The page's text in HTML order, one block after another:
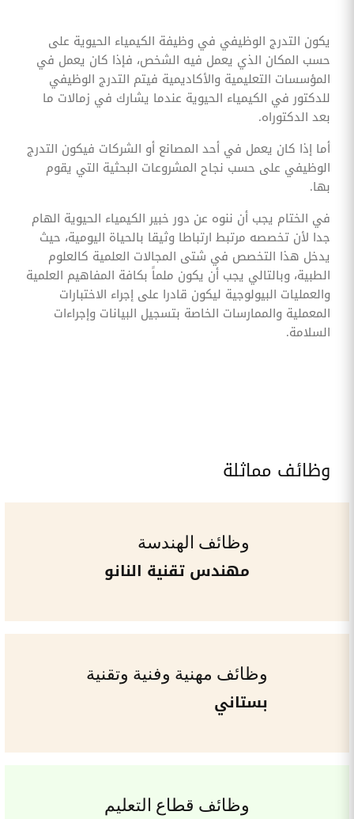
يكون التدرج الوظيفي في وظيفة الكيمياء الحيوية على
حسب المكان الذي يعمل فيه الشخص، فإذا كان يعمل في
المؤسسات التعليمية والأكاديمية فيتم التدرج الوظيفي
للدكتور في الكيمياء الحيوية عندما يشارك في زمالات ما
بعد الدكتوراه.
أما إذا كان يعمل في أحد المصانع أو الشركات فيكون التدرج
الوظيفي على حسب نجاح المشروعات البحثية التي يقوم
بها.
في الختام يجب أن ننوه عن دور خبير الكيمياء الحيوية الهام
جدا لأن تخصصه مرتبط ارتباطا وثيقا بالحياة اليومية، حيث
يدخل هذا التخصص في شتى المجالات العلمية كالعلوم
الطبية، وبالتالي يجب أن يكون ملماً بكافة المفاهيم العلمية
والعمليات البيولوجية ليكون قادرا على إجراء الاختبارات
المعملية والممارسات الخاصة بتسجيل البيانات وإجراءات
السلامة.
وظائف مماثلة
وظائف الهندسة
مهندس تقنية النانو
وظائف مهنية وفنية وتقنية
بستاني
وظائف قطاع التعليم